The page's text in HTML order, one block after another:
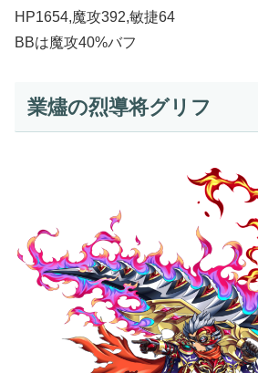
HP1654,魔攻392,敏捷64
BBは魔攻40%バフ
業燼の烈導将グリフ